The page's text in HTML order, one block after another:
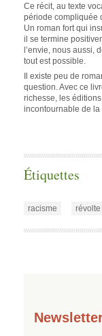
Ce récit, au texte
période compliquée
Un roman fort qui
il se termine
l’envie, nous aussi,
tout est possible.
Il existe peu de
question. Avec ce
richesse, les
incontournable de la
Étiquettes
racisme révolte